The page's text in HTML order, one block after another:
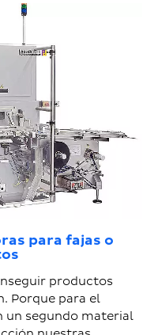
para fajas o
productos
Porque para el
segundo material